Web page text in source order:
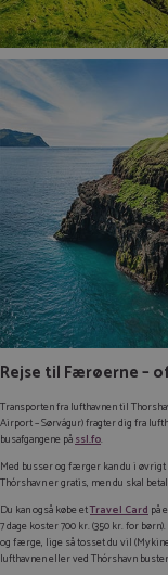
Rejse til Færøerne –
Transporten fra lufthavnen til
Airport – Sørvágur) fragter dig fra
busafgangene påssl.fo.
Med busser og færger kan du i
Thórshavn er gratis, men du skal
Du kan også købe etTravel Card på
7 dage koster 700 kr. (350 kr. for
og færge, lige så tosset du vil
lufthavnen eller ved Thórshavn